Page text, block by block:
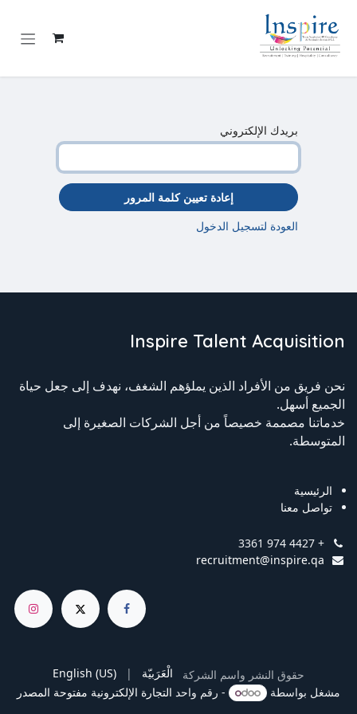
بريدك الإلكتروني
إعادة تعيين كلمة المرور
العودة لتسجيل الدخول
Inspire Talent Acquisition
نحن فريق من الأفراد الذين يملؤهم الشغف، نهدف إلى جعل حياة
الجميع أسهل.
خدماتنا مصممة خصيصاً من أجل الشركات الصغيرة إلى
المتوسطة.
الرئيسية
تواصل معنا
+ 974 4427 3361
recruitment@inspire.qa
حقوق النشر واسم الشركة الْعَرَبيّة |
English (US)
مشغل بواسطة
- رقم واحد التجارة الإلكترونية مفتوحة المصدر